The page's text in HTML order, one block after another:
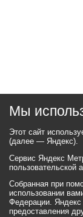
Мы
Этот сайт
(далее — Яндекс).
Сервис Яндекс
пользовательской
Собранная при
использовании
Федерации. Яндекс
предоставления